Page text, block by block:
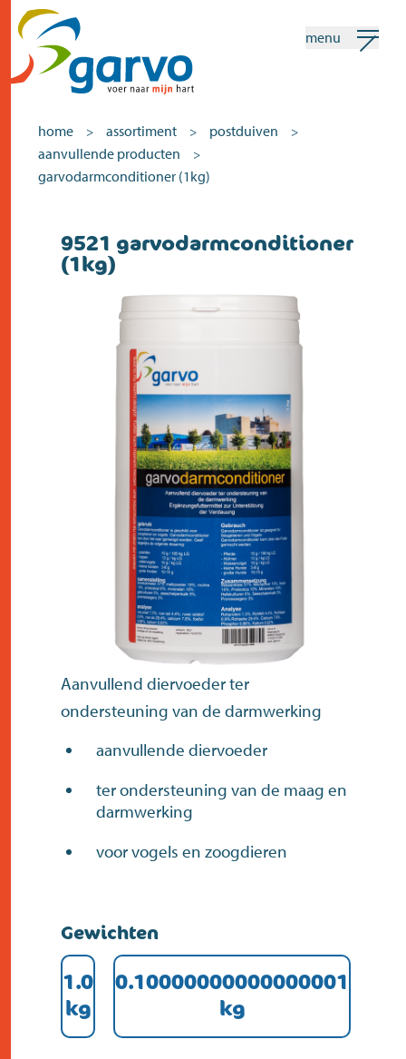
home
het hart
assortiment
winkels
nieuws
contact
menu
home > assortiment > postduiven >
aanvullende producten >
garvodarmconditioner (1kg)
9521 garvodarmconditioner
(1kg)
Aanvullend diervoeder ter
ondersteuning van de darmwerking
aanvullende diervoeder
ter ondersteuning van de maag en
darmwerking
voor vogels en zoogdieren
Gewichten
1.0
kg
0.10000000000000001
kg